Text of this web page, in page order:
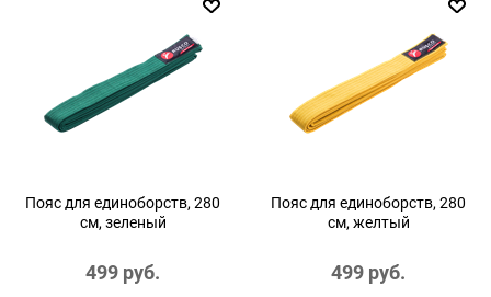
Пояс для единоборств, 280
см, зеленый
499 руб.
Пояс для единоборств, 280
см, желтый
499 руб.